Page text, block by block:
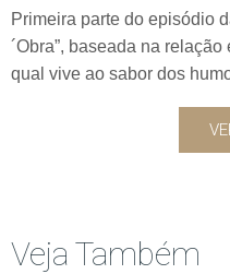
Primeira parte do episódio
´Obra”, baseada na
qual vive ao sabor dos
Veja Também